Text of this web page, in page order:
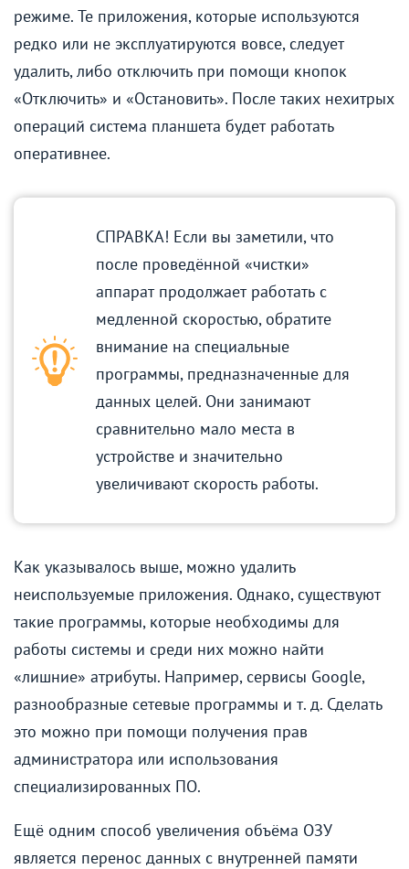
режиме. Те приложения, которые используются
редко или не эксплуатируются вовсе, следует
удалить, либо отключить при помощи кнопок
«Отключить» и «Остановить». После таких нехитрых
операций система планшета будет работать
оперативнее.
СПРАВКА! Если вы заметили, что
после проведённой «чистки»
аппарат продолжает работать с
медленной скоростью, обратите
внимание на специальные
программы, предназначенные для
данных целей. Они занимают
сравнительно мало места в
устройстве и значительно
увеличивают скорость работы.
Как указывалось выше, можно удалить
неиспользуемые приложения. Однако, существуют
такие программы, которые необходимы для
работы системы и среди них можно найти
«лишние» атрибуты. Например, сервисы Google,
разнообразные сетевые программы и т. д. Сделать
это можно при помощи получения прав
администратора или использования
специализированных ПО.
Ещё одним способ увеличения объёма ОЗУ
является перенос данных с внутренней памяти